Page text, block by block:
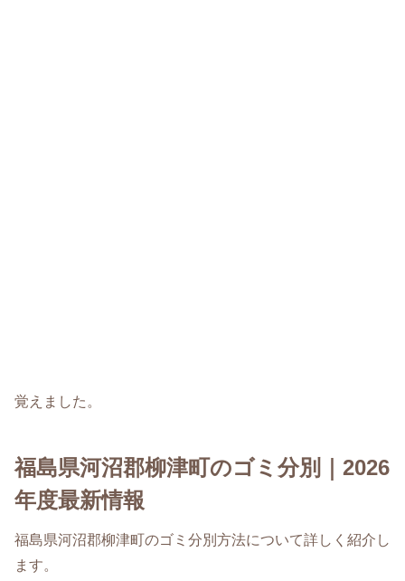
覚えました。
福島県河沼郡柳津町のゴミ分別｜2026
年度最新情報
福島県河沼郡柳津町のゴミ分別方法について詳しく紹介し
ます。